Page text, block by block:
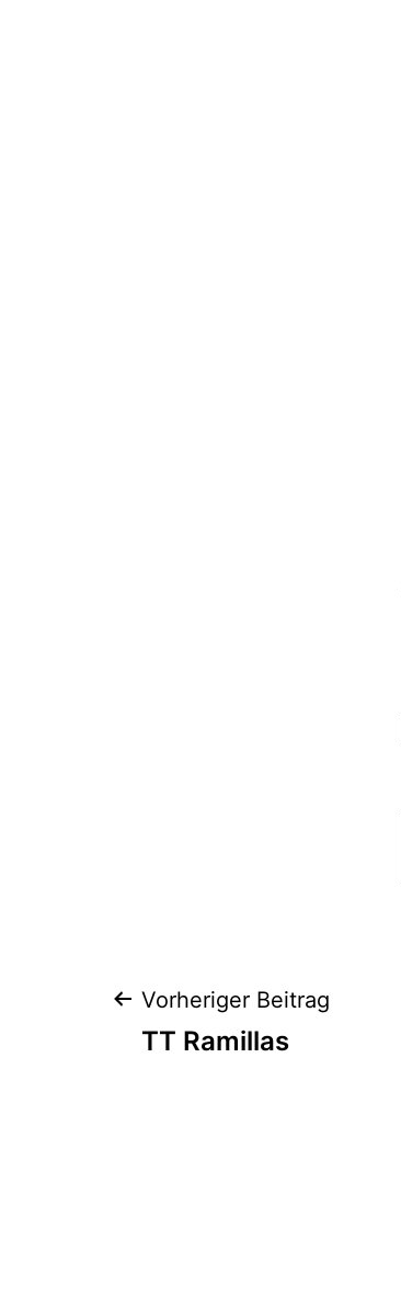
Beitrags-
Vorheriger Beitrag
TT Ramillas